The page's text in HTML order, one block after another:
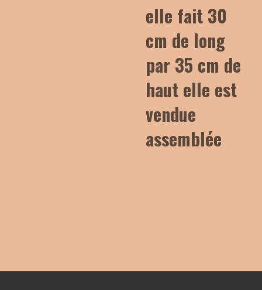
elle fait 30
cm de long
par 35 cm de
haut elle est
vendue
assemblée